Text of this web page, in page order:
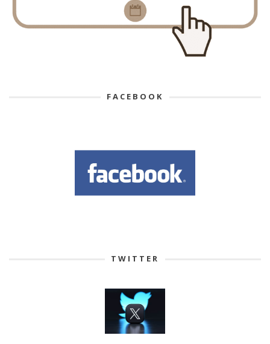
FACEBOOK
TWITTER